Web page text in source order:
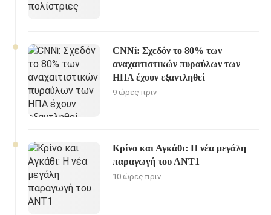
CNNi: Σχεδόν το 80% των
αναχαιτιστικών πυραύλων των
ΗΠΑ έχουν εξαντληθεί
9 ώρες πριν
Κρίνο και Αγκάθι: Η νέα μεγάλη
παραγωγή του ΑΝΤ1
10 ώρες πριν